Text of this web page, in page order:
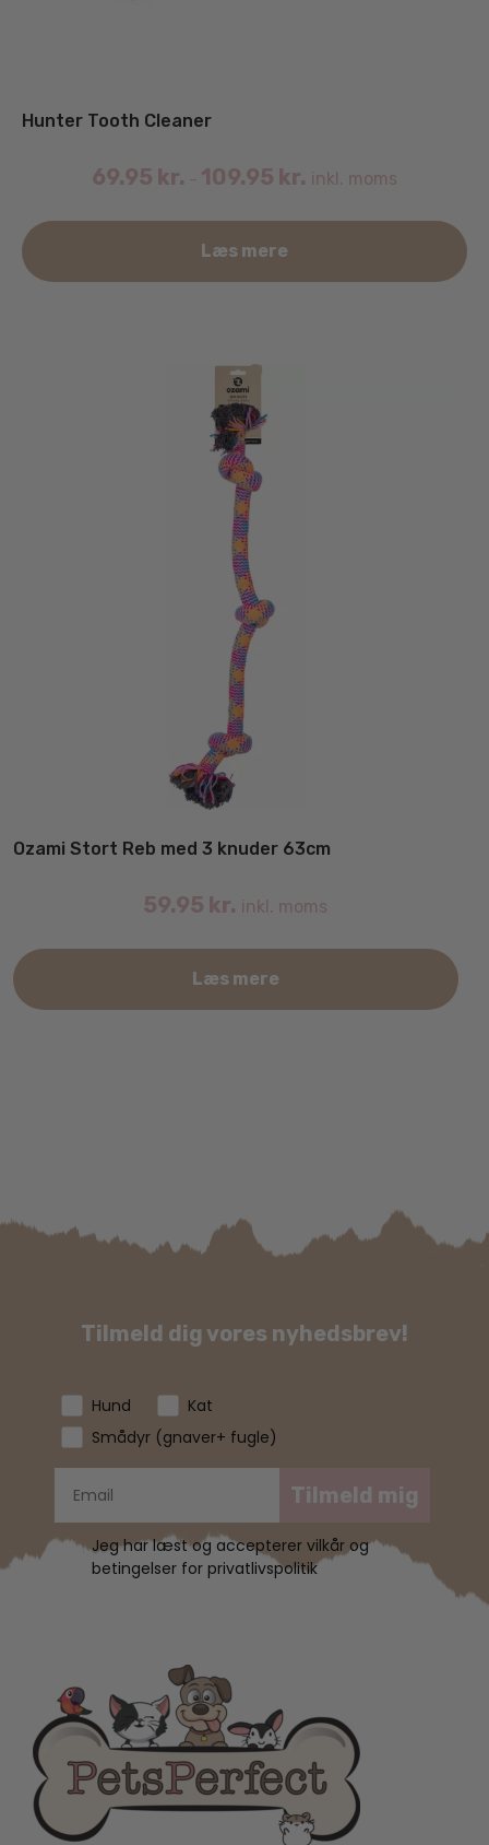
Hunter Tooth Cleaner
69.95 kr. – 109.95 kr. inkl. moms
Læs mere
Ozami Stort Reb med 3 knuder 63cm
59.95 kr. inkl. moms
Læs mere
Tilmeld dig vores nyhedsbrev!
Hund
Kat
Smådyr (gnaver+ fugle)
Tilmeld mig
Jeg har læst og accepterer vilkår og
betingelser for privatlivspolitik